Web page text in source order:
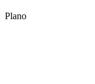
Plano